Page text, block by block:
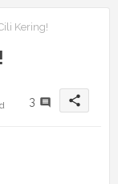
Kering!
3 share